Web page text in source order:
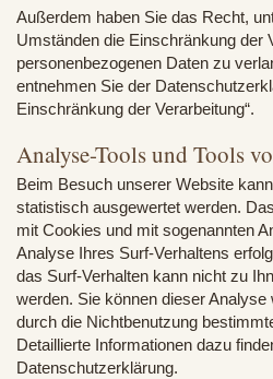
Außerdem haben Sie das Recht,
Umständen die Einschränkung der
personenbezogenen Daten zu
entnehmen Sie der
Einschränkung der Verarbeitung“.
Analyse-Tools und Tools
Beim Besuch unserer Website
statistisch ausgewertet werden.
mit Cookies und mit sogenannten
Analyse Ihres Surf-Verhaltens
das Surf-Verhalten kann nicht zu
werden. Sie können dieser
durch die Nichtbenutzung
Detaillierte Informationen dazu
Datenschutzerklärung.